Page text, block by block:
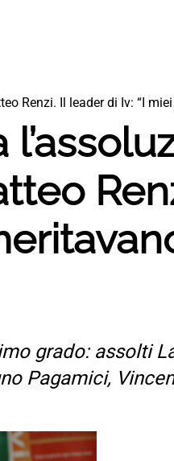
Renzi. Il leader di Iv: “I
grado: assolti
Pagamici,